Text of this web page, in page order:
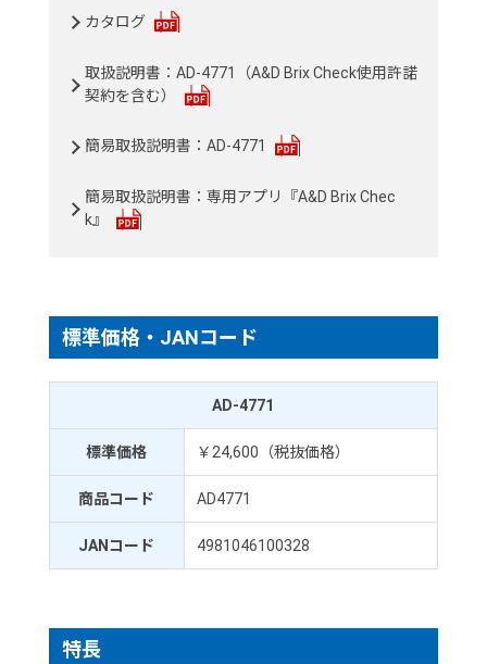
カタログ
取扱説明書：AD-4771（A&D Brix Check使用許諾
契約を含む）
簡易取扱説明書：AD-4771
簡易取扱説明書：専用アプリ『A&D Brix Chec
k』
標準価格・JANコード
AD-4771
標準価格 ￥24,600（税抜価格）
商品コード AD4771
JANコード 4981046100328
特長